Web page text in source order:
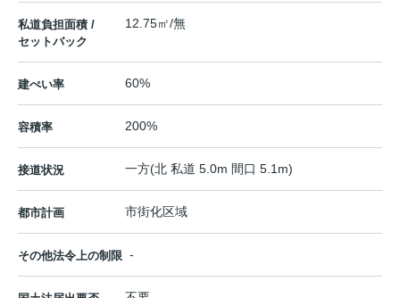
私道負担面積 /
セットバック
12.75㎡/無
建ぺい率 60%
容積率 200%
接道状況 一方(北 私道 5.0m 間口 5.1m)
都市計画 市街化区域
その他法令上の制限 -